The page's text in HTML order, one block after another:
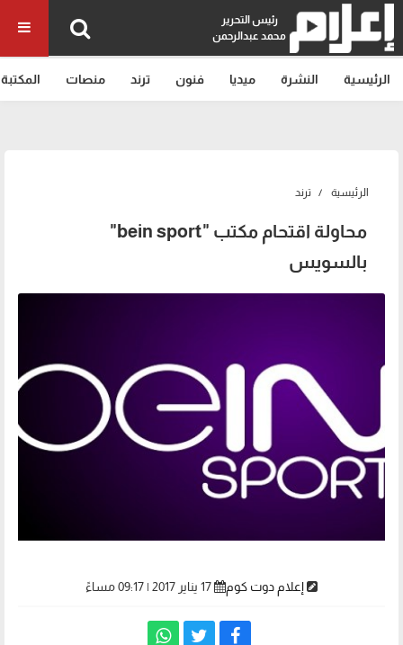
رئيس التحرير
محمد عبدالرحمن
الرئيسية النشرة ميديا فنون ترند منصات المكتبة
الرئيسية ترند
محاولة اقتحام مكتب "bein sport"
بالسويس
إعلام دوت كوم